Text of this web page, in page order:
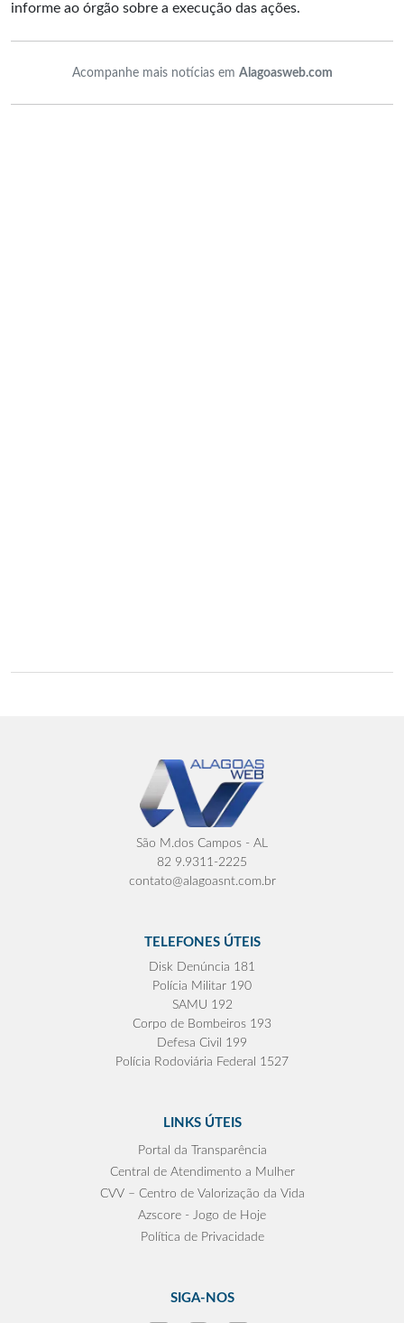
informe ao órgão sobre a execução das ações.
Acompanhe mais notícias em Alagoasweb.com
São M.dos Campos - AL
82 9.9311-2225
contato@alagoasnt.com.br
TELEFONES ÚTEIS
Disk Denúncia 181
Polícia Militar 190
SAMU 192
Corpo de Bombeiros 193
Defesa Civil 199
Polícia Rodoviária Federal 1527
LINKS ÚTEIS
Portal da Transparência
Central de Atendimento a Mulher
CVV – Centro de Valorização da Vida
Azscore - Jogo de Hoje
Política de Privacidade
SIGA-NOS